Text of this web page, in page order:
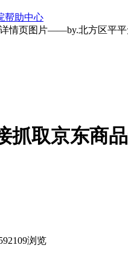
帮助中心
情页图片——by.北方区平
抓取京东商
2109浏览